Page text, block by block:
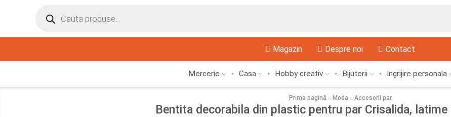
Magazin Despre noi Contact
Mercerie Casa Hobby creativ Bijuterii Ingrijire personala
Prima pagină Moda Accesorii par
Bentita decorabila din plastic pentru par Crisalida, latime